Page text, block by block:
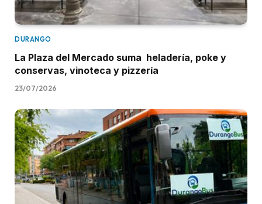
DURANGO
La Plaza del Mercado suma heladería, poke y
conservas, vinoteca y pizzería
23/07/2026